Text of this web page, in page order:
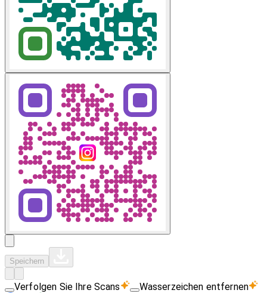
Speichern
Verfolgen Sie Ihre Scans Wasserzeichen entfernen